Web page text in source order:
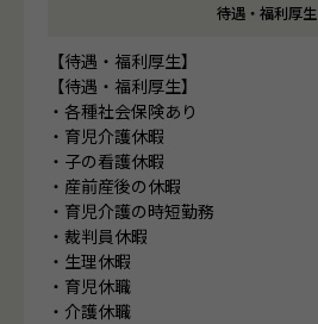
待遇・福利厚生
【待遇・福利厚生】
【待遇・福利厚生】
・各種社会保険あり
・育児介護休暇
・子の看護休暇
・産前産後の休暇
・育児介護の時短勤務
・裁判員休暇
・生理休暇
・育児休職
・介護休職